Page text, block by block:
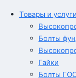
Товары и услуги
Болты
Гайки
Болты